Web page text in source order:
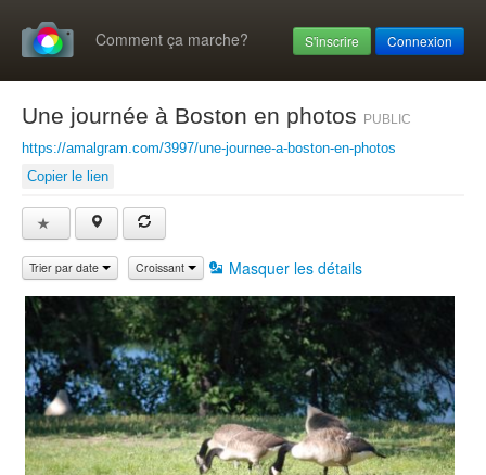
Comment ça marche? S'inscrire Connexion
Une journée à Boston en photos PUBLIC
https://amalgram.com/3997/une-journee-a-boston-en-photos
Copier le lien
Trier par date Croissant Masquer les détails